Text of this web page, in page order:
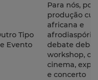
Tipo
Evento
Para nós, por
produção
africana e
debate
workshop,
cinema,
e concerto